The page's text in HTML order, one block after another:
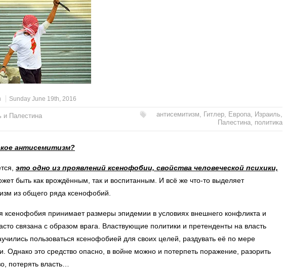
Sunday June 19th, 2016
и Палестина антисемитизм, Гитлер, Европа, Израиль,
Палестина, политика
антисемитизм?
это одно из проявлений ксенофобии, свойства человеческой психики,
быть как врождённым, так и воспитанным. И всё же что-то выделяет
из общего ряда ксенофобий.
принимает размеры эпидемии в условиях внешнего конфликта и
связана с образом врага. Властвующие политики и претенденты на власть
пользоваться ксенофобией для своих целей, раздувать её по мере
Однако это средство опасно, в войне можно и потерпеть поражение, разорить
потерять власть…